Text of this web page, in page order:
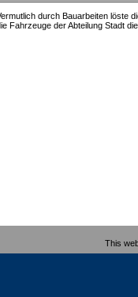
durch Bauarbeiten löste
Fahrzeuge der Abteilung Stadt
This